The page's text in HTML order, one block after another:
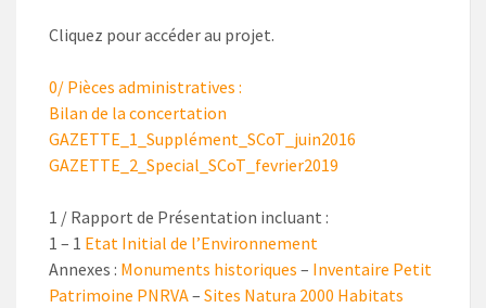
Cliquez pour accéder au projet.
0/ Pièces administratives :
Bilan de la concertation
GAZETTE_1_Supplément_SCoT_juin2016
GAZETTE_2_Special_SCoT_fevrier2019
1 / Rapport de Présentation incluant :
1 – 1 Etat Initial de l’Environnement
Annexes : Monuments historiques – Inventaire Petit
Patrimoine PNRVA– Sites Natura 2000 Habitats